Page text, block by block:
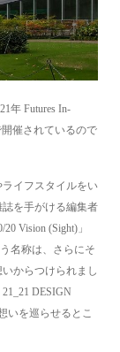
年 Futures In-
開催されているので
イフスタイルをい
を手がける編集者
Vision (Sight)」
名称は、さらにそ
からつけられまし
DESIGN
いを巡らせるとこ